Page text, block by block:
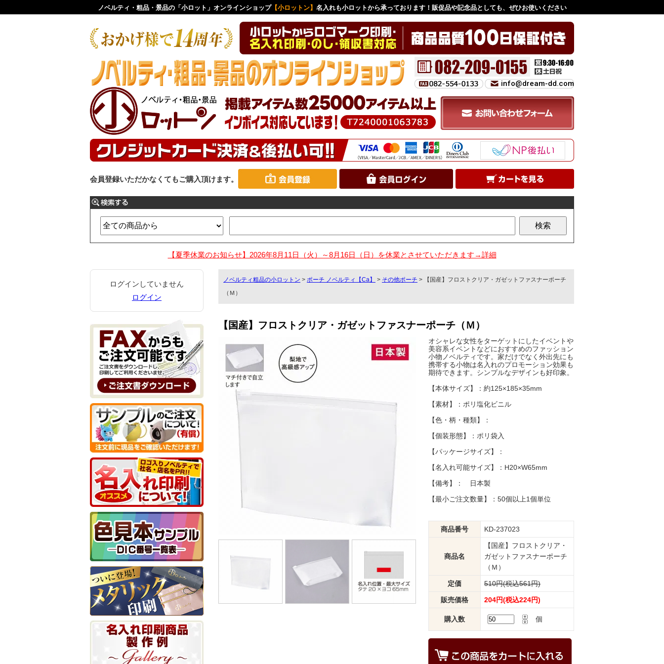
ノベルティ・粗品・景品の「小ロット」オンラインショップ【小ロットン】 名入れも小ロットから承っております！販促品や記念品としても、ぜひお使いください
info@dream-dd.com
会員登録いただかなくてもご購入頂けます。
【夏季休業のお知らせ】2026年8月11日（火）～8月16日（日）を休業とさせていただきます→詳細
ログインしていません
ログイン
ノベルティ粗品の小ロットン > ポーチ ノベルティ【Ca】 > その他ポーチ > 【国産】フロストクリア・ガゼットファスナーポーチ
（Ｍ）
【国産】フロストクリア・ガゼットファスナーポーチ（Ｍ）
オシャレな女性をターゲットにしたイベントや
美容系イベントなどにおすすめのファッション
小物ノベルティです。家だけでなく外出先にも
携帯する小物は名入れのプロモーション効果も
期待できます。シンプルなデザインも好印象。
【本体サイズ】：約125×185×35mm
【素材】：ポリ塩化ビニル
【色・柄・種類】：
【個装形態】：ポリ袋入
【パッケージサイズ】：
【名入れ可能サイズ】：H20×W65mm
【備考】： 日本製
【最小ご注文数量】：50個以上1個単位
商品番号 KD-237023
商品名
【国産】フロストクリア・
ガゼットファスナーポーチ
（Ｍ）
定価 510円(税込561円)
販売価格 204円(税込224円)
購入数 個